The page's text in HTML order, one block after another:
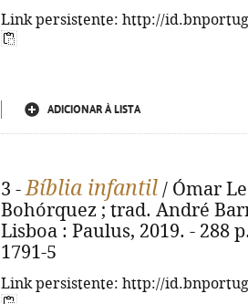
Link persistente: http://
ADICIONAR À LISTA
3 -Bíblia infantil / Ómar
Bohórquez ; trad. André
Lisboa : Paulus, 2019. - 288
1791-5
Link persistente: http://